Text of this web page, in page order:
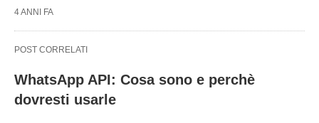
4 ANNI FA
POST CORRELATI
WhatsApp API: Cosa sono e perchè
dovresti usarle